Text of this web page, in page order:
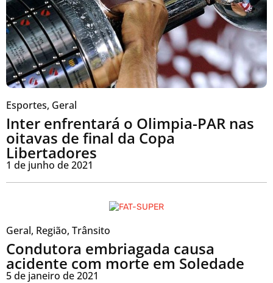
Esportes, Geral
Inter enfrentará o Olimpia-PAR nas
oitavas de final da Copa
Libertadores
1 de junho de 2021
Geral, Região, Trânsito
Condutora embriagada causa
acidente com morte em Soledade
5 de janeiro de 2021